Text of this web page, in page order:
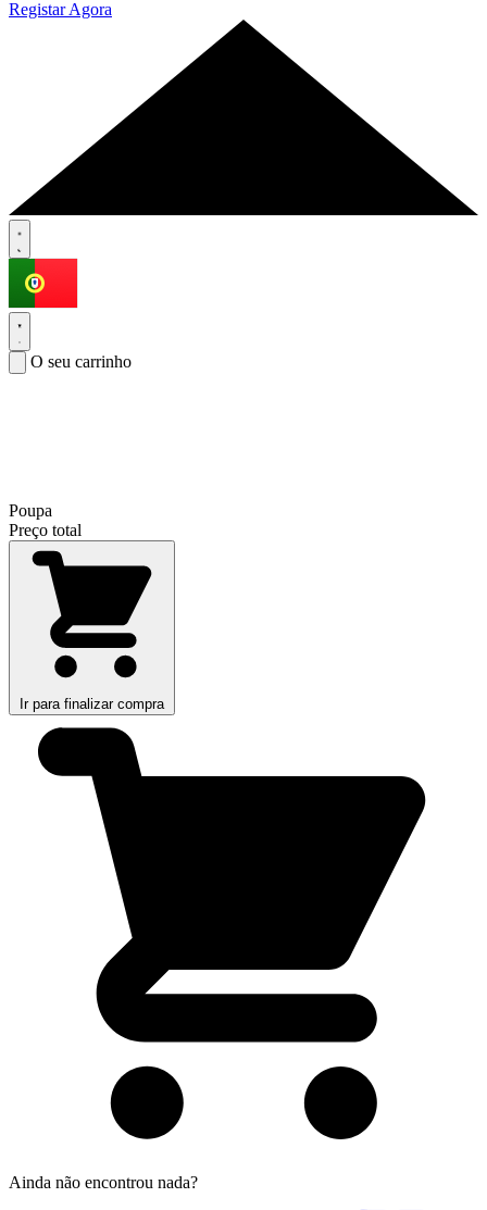
Registar Agora
O seu carrinho
Poupa
Preço total
Ir para finalizar compra
Ainda não encontrou nada?